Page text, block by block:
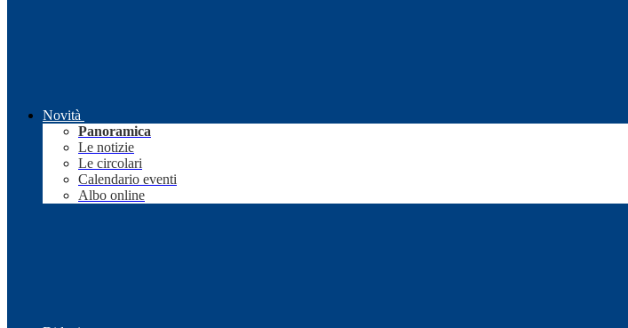
Novità
Panoramica
Le notizie
Le circolari
Calendario eventi
Albo online